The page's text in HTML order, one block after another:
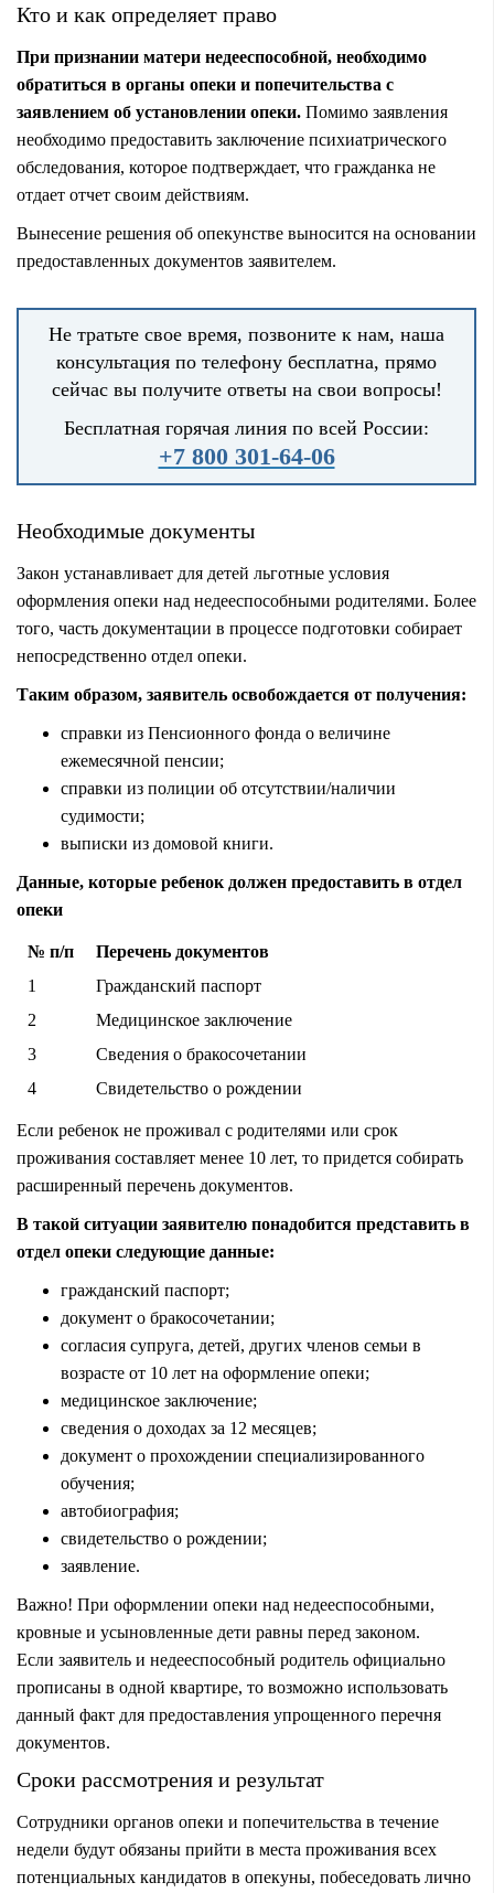
Кто и как определяет право
При признании матери недееспособной, необходимо
обратиться в органы опеки и попечительства с
заявлением об установлении опеки. Помимо заявления
необходимо предоставить заключение психиатрического
обследования, которое подтверждает, что гражданка не
отдает отчет своим действиям.
Вынесение решения об опекунстве выносится на основании
предоставленных документов заявителем.
Не тратьте свое время, позвоните к нам, наша
консультация по телефону бесплатна, прямо
сейчас вы получите ответы на свои вопросы!
Бесплатная горячая линия по всей России:
+7 800 301-64-06
Необходимые документы
Закон устанавливает для детей льготные условия
оформления опеки над недееспособными родителями. Более
того, часть документации в процессе подготовки собирает
непосредственно отдел опеки.
Таким образом, заявитель освобождается от получения:
справки из Пенсионного фонда о величине
ежемесячной пенсии;
справки из полиции об отсутствии/наличии
судимости;
выписки из домовой книги.
Данные, которые ребенок должен предоставить в отдел
опеки
№ п/п
Перечень документов
1
Гражданский паспорт
2
Медицинское заключение
3
Сведения о бракосочетании
4
Свидетельство о рождении
Если ребенок не проживал с родителями или срок
проживания составляет менее 10 лет, то придется собирать
расширенный перечень документов.
В такой ситуации заявителю понадобится представить в
отдел опеки следующие данные:
гражданский паспорт;
документ о бракосочетании;
согласия супруга, детей, других членов семьи в
возрасте от 10 лет на оформление опеки;
медицинское заключение;
сведения о доходах за 12 месяцев;
документ о прохождении специализированного
обучения;
автобиография;
свидетельство о рождении;
заявление.
Важно! При оформлении опеки над недееспособными,
кровные и усыновленные дети равны перед законом.
Если заявитель и недееспособный родитель официально
прописаны в одной квартире, то возможно использовать
данный факт для предоставления упрощенного перечня
документов.
Сроки рассмотрения и результат
Сотрудники органов опеки и попечительства в течение
недели будут обязаны прийти в места проживания всех
потенциальных кандидатов в опекуны, побеседовать лично